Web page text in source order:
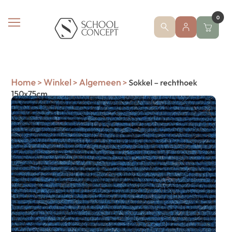
0
Home > Winkel > Algemeen > Sokkel – rechthoek
150x75cm